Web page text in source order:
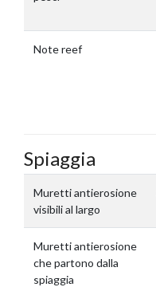
Note reef
Spiaggia
Muretti antierosione
visibili al largo
Muretti antierosione
che partono dalla
spiaggia